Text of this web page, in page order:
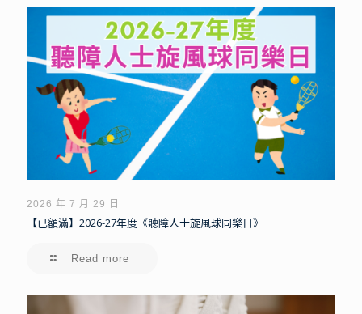
2026 年 7 月 29 日
【已額滿】2026-27年度《聽障人士旋風球同樂日》
Read more